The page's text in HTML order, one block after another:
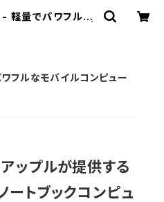
量でパワフルな
ルなモバイルコンピュー
ップルが提供する
ートブックコンピュ